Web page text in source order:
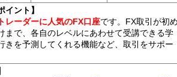
ント】
レーダーに人気のFX口座です。FX取引が初め
で、各自のレベルにあわせて受講できる学
を予測してくれる機能など、取引をサポー